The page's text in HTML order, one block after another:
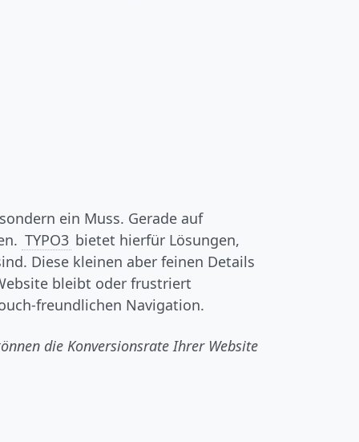
ein Muss. Gerade auf
TYPO3 bietet hierfür Lösungen,
Diese kleinen aber feinen Details
bleibt oder frustriert
freundlichen Navigation.
die Konversionsrate Ihrer Website